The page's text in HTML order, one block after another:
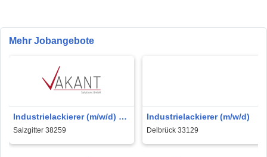
Mehr Jobangebote
Industrielackierer (m/w/d) in
Salzgitter
Salzgitter 38259
Industrielackierer (m/w/d)
Delbrück 33129